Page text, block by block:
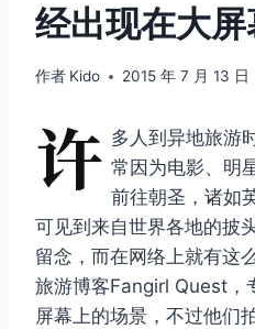
经出现在大
作者 Kido 2015 年 7 月 13 日
许 多人到异地旅游
常因为电影、明
前往朝圣，诸如
可见到来自世界各地的披
留念，而在网络上就有这
旅游博客Fangirl Quest，
屏幕上的场景，不过他们